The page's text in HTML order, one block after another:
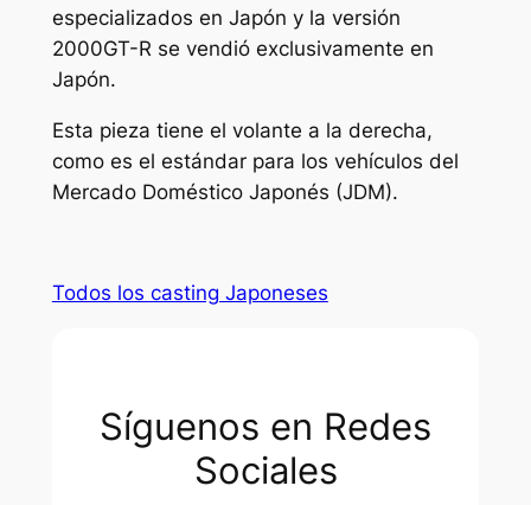
especializados en Japón y la versión
2000GT-R se vendió exclusivamente en
Japón.
Esta pieza tiene el volante a la derecha,
como es el estándar para los vehículos del
Mercado Doméstico Japonés (JDM).
Todos los casting Japoneses
Síguenos en Redes
Sociales